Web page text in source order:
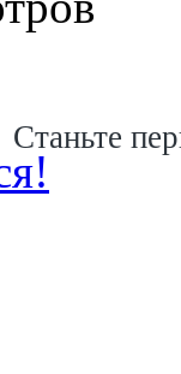
Станьте